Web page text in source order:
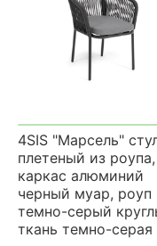
4SIS "Марсель"
плетеный из роупа,
каркас алюминий
черный муар, роуп
темно-серый
ткань темно-серая